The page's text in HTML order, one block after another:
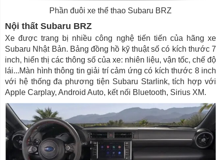
Phần đuôi xe thể thao Subaru BRZ
Nội thất Subaru BRZ
Xe được trang bị nhiều công nghệ tiến tiến của hãng xe
Subaru Nhật Bản. Bảng đồng hồ kỹ thuật số có kích thước 7
inch, hiển thị các thông số của xe: nhiên liệu, vận tốc, chế độ
lái...Màn hình thông tin giải trí cảm ứng có kích thước 8 inch
với hệ thống đa phương tiện Subaru Starlink, tích hợp với
Apple Carplay, Android Auto, kết nối Bluetooth, Sirius XM.